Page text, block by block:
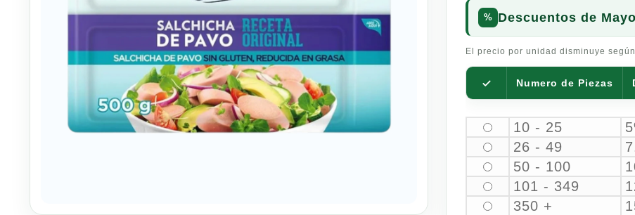
Descuentos de
El precio por unidad disminuye
Numero de Piezas
10 - 25
26 - 49
50 - 100
101 - 349
350 +